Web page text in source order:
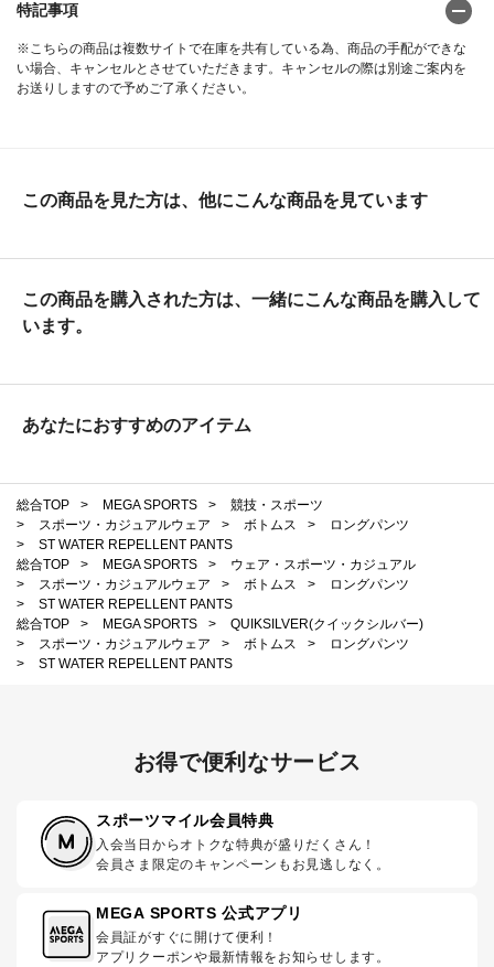
特記事項
※こちらの商品は複数サイトで在庫を共有している為、商品の手配ができな
い場合、キャンセルとさせていただきます。キャンセルの際は別途ご案内を
お送りしますので予めご了承ください。
この商品を見た方は、他にこんな商品を見ています
この商品を購入された方は、一緒にこんな商品を購入して
います。
あなたにおすすめのアイテム
総合TOP > MEGA SPORTS >
競技・スポーツ
>
スポーツ・カジュアルウェア > ボトムス >
ロングパンツ
>
ST WATER REPELLENT PANTS
総合TOP
> MEGA SPORTS >
ウェア・スポーツ・カジュアル
>
スポーツ・カジュアルウェア > ボトムス >
ロングパンツ
>
ST WATER REPELLENT PANTS
総合TOP
> MEGA SPORTS >
QUIKSILVER(クイックシルバー)
>
スポーツ・カジュアルウェア > ボトムス >
ロングパンツ
>
ST WATER REPELLENT PANTS
お得で便利なサービス
スポーツマイル会員特典
入会当日からオトクな特典が盛りだくさん！
会員さま限定のキャンペーンもお見逃しなく。
MEGA SPORTS 公式アプリ
会員証がすぐに開けて便利！
アプリクーポンや最新情報をお知らせします。